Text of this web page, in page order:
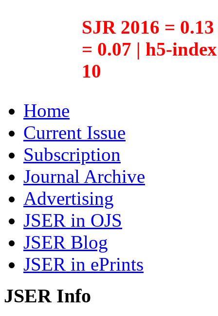
SJR 2016 =
= 0.07 | h5-
10
Home
Current Issue
Subscription
Journal Archive
Advertising
JSER in OJS
JSER Blog
JSER in ePrints
JSER Info